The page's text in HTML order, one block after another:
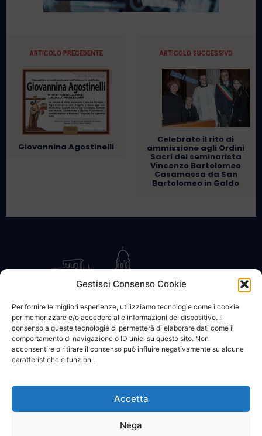
Gestisci Consenso Cookie
Per fornire le migliori esperienze, utilizziamo tecnologie come i cookie
per memorizzare e/o accedere alle informazioni del dispositivo. Il
consenso a queste tecnologie ci permetterà di elaborare dati come il
comportamento di navigazione o ID unici su questo sito. Non
acconsentire o ritirare il consenso può influire negativamente su alcune
caratteristiche e funzioni.
Accetta
Nega
ARTICOLO PRECEDENTE
Giovannina Agostinelli
ARTICOLO SUCCESSIVO
Celebrato il rito di
ammissione agli Ordini
Sacri del seminarista
Vincenzo Bartolomeo
Casamassa da San
Bartolomeo in Galdo
CONTATTACI COOKIE POLICY PRIVACY
© 2002 - 2026 SanBartolomeo.info :::: powered by Go Web snc |